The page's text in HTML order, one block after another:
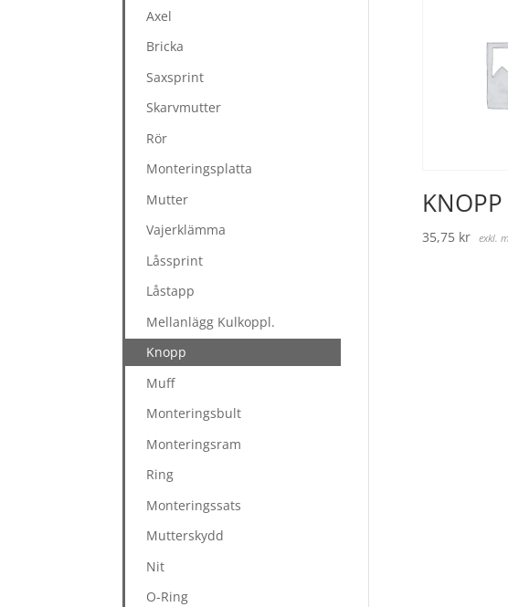
KNOPP
35,75 kr exkl.
Axel
Bricka
Saxsprint
Skarvmutter
Rör
Monteringsplatta
Mutter
Vajerklämma
Låssprint
Låstapp
Mellanlägg Kulkoppl.
Knopp
Muff
Monteringsbult
Monteringsram
Ring
Monteringssats
Mutterskydd
Nit
O-Ring